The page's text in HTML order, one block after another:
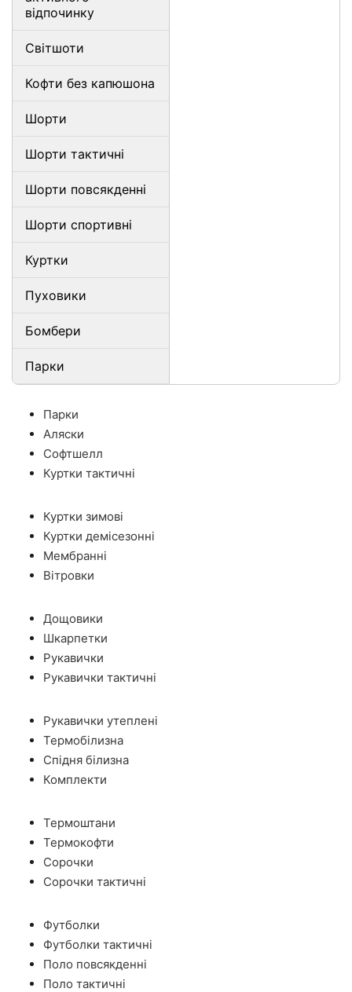
відпочинку
Світшоти
Кофти без капюшона
Шорти
Шорти тактичні
Шорти повсякденні
Шорти спортивні
Куртки
Пуховики
Бомбери
Парки
Парки
Аляски
Софтшелл
Куртки тактичні
Куртки зимові
Куртки демісезонні
Мембранні
Вітровки
Дощовики
Шкарпетки
Рукавички
Рукавички тактичні
Рукавички утеплені
Термобілизна
Спідня білизна
Комплекти
Термоштани
Термокофти
Сорочки
Сорочки тактичні
Футболки
Футболки тактичні
Поло повсякденні
Поло тактичні